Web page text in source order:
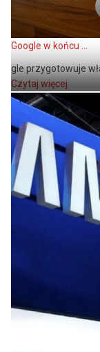
Google w końcu ...
gle przygotowuje
Czytaj więcej